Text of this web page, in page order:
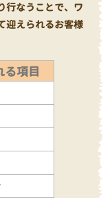
行なうことで、ワ
迎えられるお客様
る項目